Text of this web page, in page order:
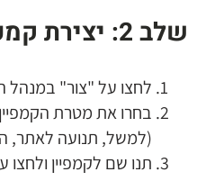
שלב 2: יצירת קמפיין חדש
לחצו על "צור" במנהל
בחרו את מטרת
(למשל, תנועה לאתר,
תנו שם לקמפיין